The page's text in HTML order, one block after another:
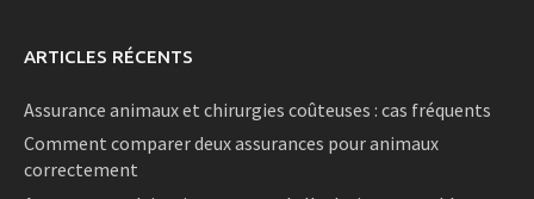
ARTICLES RÉCENTS
Assurance animaux et chirurgies coûteuses : cas fréquents
Comment comparer deux assurances pour animaux
correctement